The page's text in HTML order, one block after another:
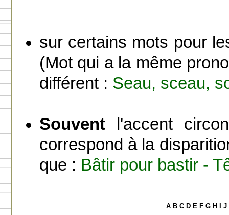
sur certains mots pour
(Mot qui a la même
différent : Seau, sceau,
Souvent l'accent
correspond à la
que : Bâtir pour bastir -
A B C D E F G H J